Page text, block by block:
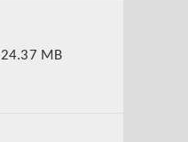
24.37 MB